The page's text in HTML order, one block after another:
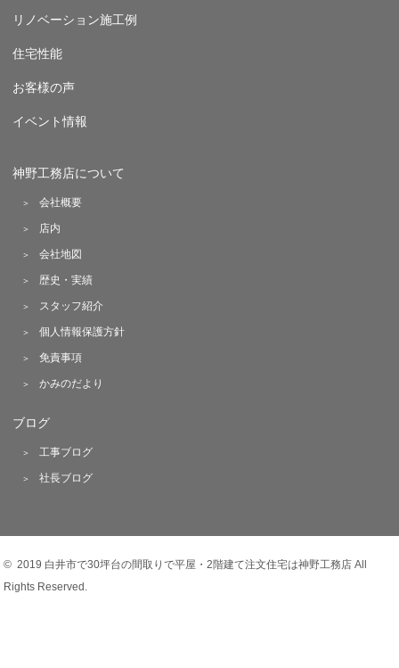
リノベーション施工例
住宅性能
お客様の声
イベント情報
神野工務店について
会社概要
店内
会社地図
歴史・実績
スタッフ紹介
個人情報保護方針
免責事項
かみのだより
ブログ
工事ブログ
社長ブログ
© 2019 白井市で30坪台の間取りで平屋・2階建て注文住宅は神野工務店 All
Rights Reserved.